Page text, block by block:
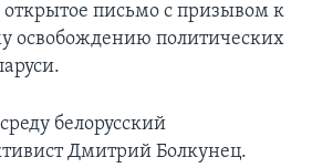
письмо с призывом к
освобождению политических
белорусский
Дмитрий Болкунец.